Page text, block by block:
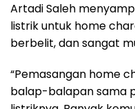
Artadi Saleh
listrik untuk home
berbelit, dan sangat
“Pemasangan home
balap-balapan sama